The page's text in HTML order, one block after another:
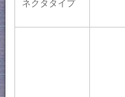
ネクタタイプ